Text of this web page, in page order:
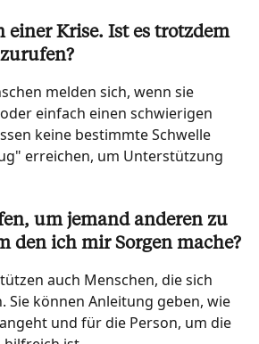
Krise. Ist es trotzdem
melden sich, wenn sie
einfach einen schwierigen
keine bestimmte Schwelle
erreichen, um Unterstützung
um jemand anderen zu
den ich mir Sorgen mache?
auch Menschen, die sich
Sie können Anleitung geben, wie
und für die Person, um die